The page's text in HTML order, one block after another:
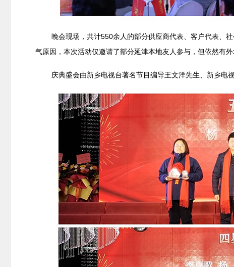
晚会现场，共计550余人的部分供应商代表、客户代表、
气原因，本次活动仅邀请了部分延津本地友人参与，但依然有外
庆典盛会由新乡电视台著名节目编导王文洋先生、新乡电